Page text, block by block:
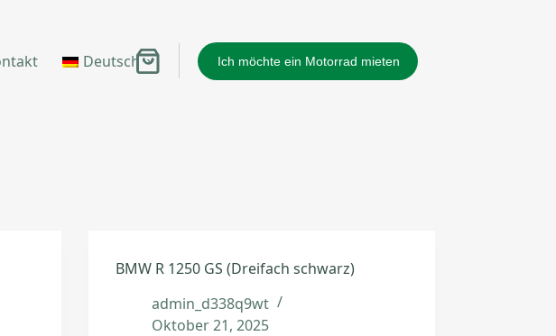
DeutschWarenkorb Ich möchte ein Motorrad mieten
BMW R 1250 GS (Dreifach schwarz)
admin_d338q9wt
Oktober 21, 2025